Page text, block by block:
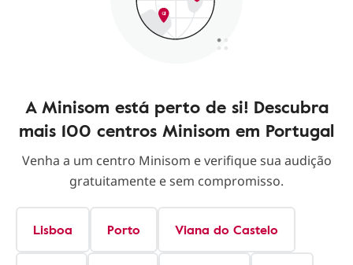
A Minisom está perto de si! Descubra
mais 100 centros Minisom em Portugal
Venha a um centro Minisom e verifique sua audição
gratuitamente e sem compromisso.
Lisboa Porto Viana do Castelo